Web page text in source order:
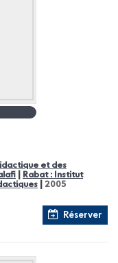
et des
Rabat : Institut
2005
Réserver